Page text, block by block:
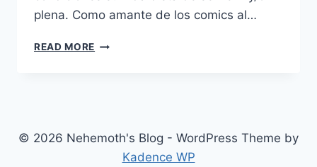
plena. Como amante de los comics al…
READ MORE SPECIAL
© 2026 Nehemoth's Blog - WordPress Theme by
Kadence WP